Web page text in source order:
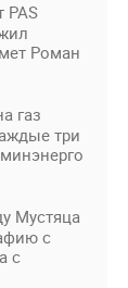
PAS
Роман
газ
три
Мустяца
с
с